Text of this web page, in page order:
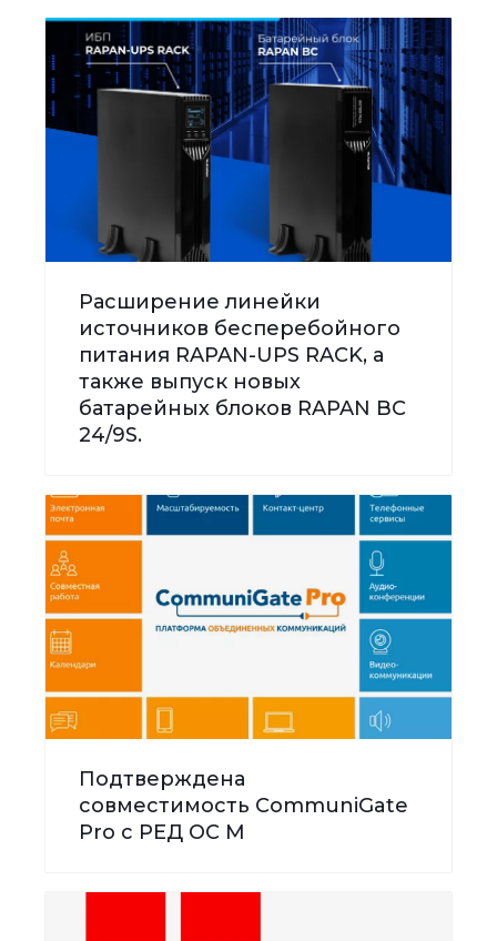
Расширение линейки
источников бесперебойного
питания RAPAN-UPS RACK, а
также выпуск новых
батарейных блоков RAPAN BC
24/9S.
Подтверждена
совместимость CommuniGate
Pro с РЕД ОС М